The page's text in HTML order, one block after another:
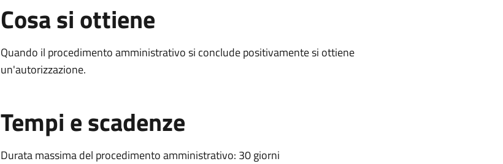
Cosa si ottiene
Quando il procedimento amministrativo si conclude positivamente si ottiene
un'autorizzazione.
Tempi e scadenze
Durata massima del procedimento amministrativo: 30 giorni